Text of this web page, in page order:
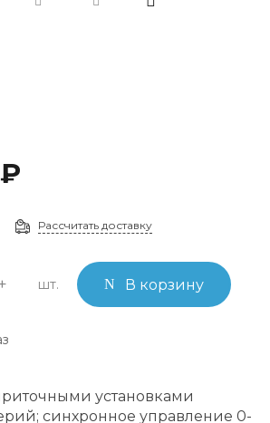
Рассчитать доставку
шт. В корзину
установками
синхронное управление 0-